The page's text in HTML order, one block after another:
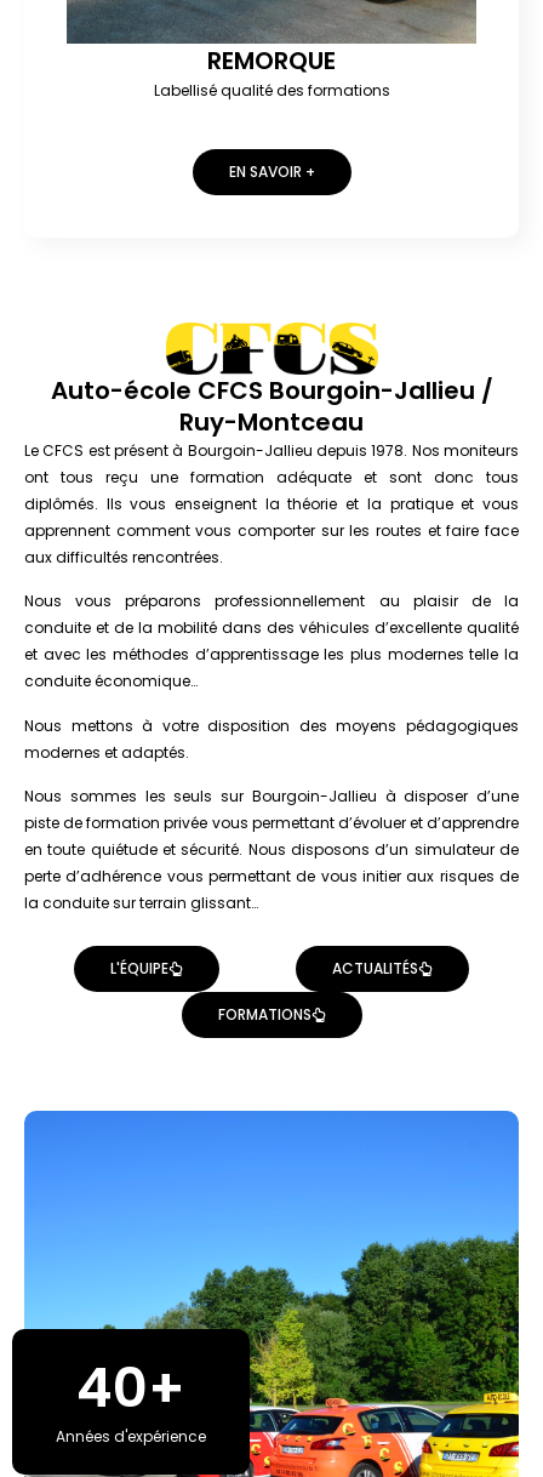
REMORQUE
Labellisé qualité des formations
EN SAVOIR +
Années d'expérience
40+
Auto-école CFCS Bourgoin-Jallieu /
Ruy-Montceau
Le CFCS est présent à Bourgoin-Jallieu depuis 1978. Nos moniteurs
ont tous reçu une formation adéquate et sont donc tous
diplômés. Ils vous enseignent la théorie et la pratique et vous
apprennent comment vous comporter sur les routes et faire face
aux difficultés rencontrées.
Nous vous préparons professionnellement au plaisir de la
conduite et de la mobilité dans des véhicules d’excellente qualité
et avec les méthodes d’apprentissage les plus modernes telle la
conduite économique…
Nous mettons à votre disposition des moyens pédagogiques
modernes et adaptés.
Nous sommes les seuls sur Bourgoin-Jallieu à disposer d’une
piste de formation privée vous permettant d’évoluer et d’apprendre
en toute quiétude et sécurité. Nous disposons d’un simulateur de
perte d’adhérence vous permettant de vous initier aux risques de
la conduite sur terrain glissant…
L'ÉQUIPE ACTUALITÉS
FORMATIONS